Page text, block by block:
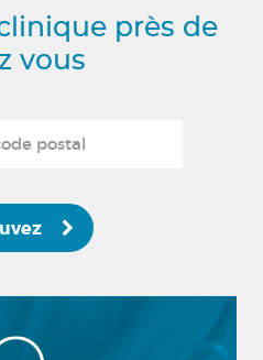
près de
vous